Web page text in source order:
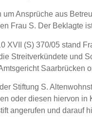
um Ansprüche aus
Frau S. Der Beklagte
XVII (S) 370/05 stand
Streitverkündete und
Saarbrücken
Stiftung S.
oder diesen hiervon
angerufen und darauf